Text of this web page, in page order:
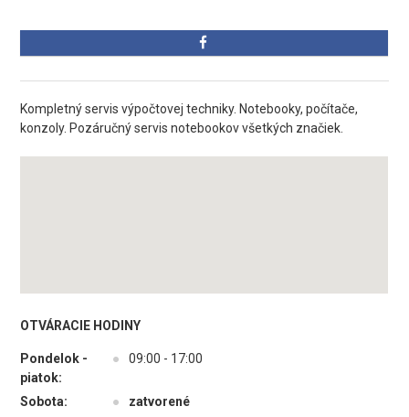
Kompletný servis výpočtovej techniky. Notebooky, počítače,
konzoly. Pozáručný servis notebookov všetkých značiek.
OTVÁRACIE HODINY
Pondelok -
piatok:
● 09:00 - 17:00
Sobota: ●
zatvorené